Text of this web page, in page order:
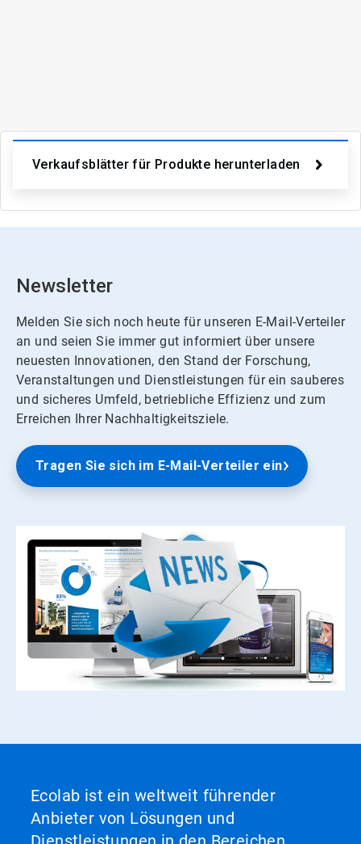
Verkaufsblätter für Produkte herunterladen
Newsletter
Melden Sie sich noch heute für unseren E-Mail-Verteiler
an und seien Sie immer gut informiert über unsere
neuesten Innovationen, den Stand der Forschung,
Veranstaltungen und Dienstleistungen für ein sauberes
und sicheres Umfeld, betriebliche Effizienz und zum
Erreichen Ihrer Nachhaltigkeitsziele.
Tragen Sie sich im E-Mail-Verteiler ein
Ecolab ist ein weltweit führender
Anbieter von Lösungen und